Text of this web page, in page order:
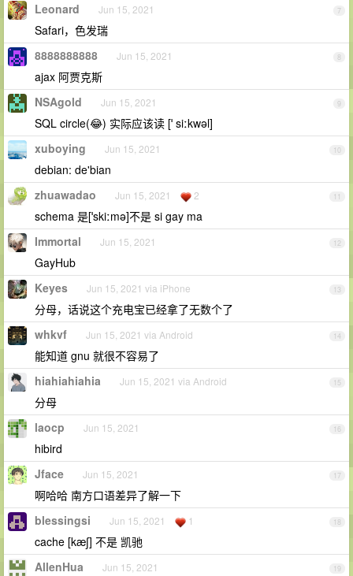
7
Leonard Jun 15, 2021
Safari，色发瑞
8
8888888888 Jun 15, 2021
ajax 阿贾克斯
9
NSAgold Jun 15, 2021
SQL circle(😂) 实际应该读 [ˈ siːkwəl]
10
xuboying Jun 15, 2021
debian: de'bian
11
zhuawadao Jun 15, 2021 2
schema 是[ˈskiːmə]不是 si gay ma
12
Immortal Jun 15, 2021
GayHub
13
Keyes Jun 15, 2021 via iPhone
分母，话说这个充电宝已经拿了无数个了
14
whkvf Jun 15, 2021 via Android
能知道 gnu 就很不容易了
15
hiahiahiahia Jun 15, 2021 via Android
分母
16
laocp Jun 15, 2021
hibird
17
Jface Jun 15, 2021
啊哈哈 南方口语差异了解一下
18
blessingsi Jun 15, 2021 1
cache [kæʃ] 不是 凯驰
19
AllenHua Jun 15, 2021